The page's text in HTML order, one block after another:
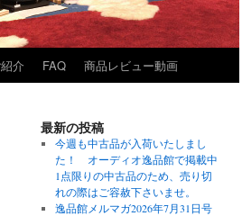
介 FAQ 商品レビュー動画
最新の投稿
今週も中古品が入荷いたしまし
た！ オーディオ逸品館で掲載中
1点限りの中古品のため、売り切
れの際はご容赦下さいませ。
逸品館メルマガ2026年7月31日号